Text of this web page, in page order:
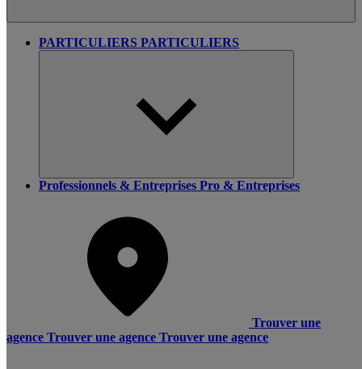
PARTICULIERS PARTICULIERS
Professionnels & Entreprises Pro & Entreprises
Trouver une
agence Trouver une agence Trouver une agence